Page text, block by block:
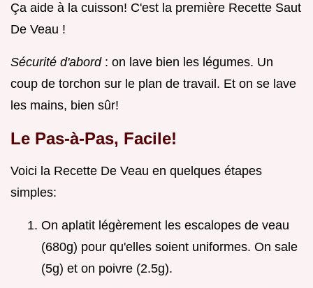
Ça aide à la cuisson! C'est la première Recette Saut
De Veau !
Sécurité d'abord : on lave bien les légumes. Un
coup de torchon sur le plan de travail. Et on se lave
les mains, bien sûr!
Le Pas-à-Pas, Facile!
Voici la Recette De Veau en quelques étapes
simples:
On aplatit légèrement les escalopes de veau
(680g) pour qu'elles soient uniformes. On sale
(5g) et on poivre (2.5g).